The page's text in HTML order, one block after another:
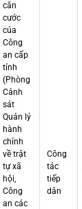
căn
cước
của
Công
an cấp
tỉnh
(Phòng
Cảnh
sát
Quản lý
hành
chính
về trật
tự xã
hội,
Công
an các
Công
tác
tiếp
dân